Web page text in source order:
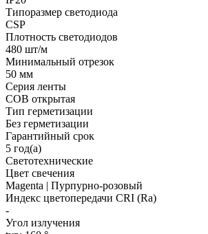
Типоразмер светодиода
CSP
Плотность светодиодов
480 шт/м
Минимальный отрезок
50 мм
Серия ленты
COB открытая
Тип герметизации
Без герметизации
Гарантийный срок
5 год(а)
Светотехнические
Цвет свечения
Magenta | Пурпурно-розовый
Индекс цветопередачи CRI (Ra)
-
Угол излучения